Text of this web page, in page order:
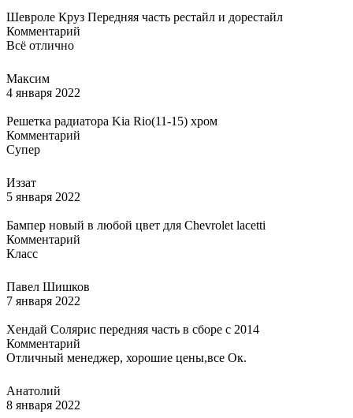
Шевроле Круз Передняя часть рестайл и дорестайл
Комментарий
Всё отлично
Максим
4 января 2022
Решетка радиатора Kia Rio(11-15) хром
Комментарий
Супер
Иззат
5 января 2022
Бампер новый в любой цвет для Chevrolet lacetti
Комментарий
Класс
Павел Шишков
7 января 2022
Хендай Солярис передняя часть в сборе с 2014
Комментарий
Отличный менеджер, хорошие цены,все Ок.
Анатолий
8 января 2022